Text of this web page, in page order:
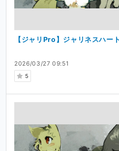
2026/03/27 09:51
5
【ジャリPro】ジャリネスハー